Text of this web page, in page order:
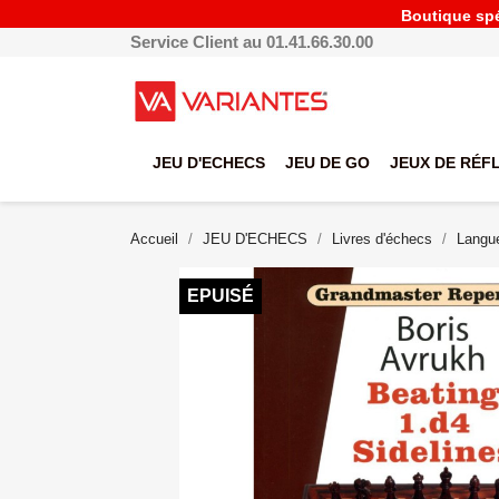
Boutique
Service Client au 01.41.66.30.00
JEU D'ECHECS JEU DE GO JEUX DE
Accueil JEU D'ECHECS Livres d'échecs
EPUISÉ